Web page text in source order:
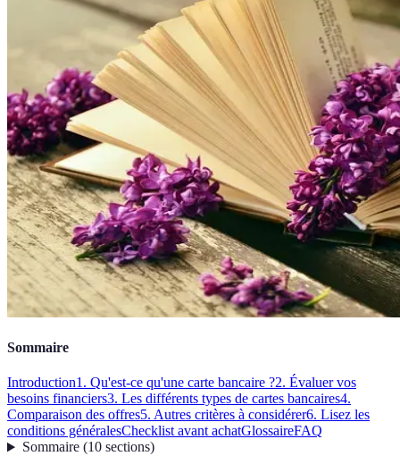
Sommaire
Introduction1. Qu'est-ce qu'une carte bancaire ?2. Évaluer vos
besoins financiers3. Les différents types de cartes bancaires4.
Comparaison des offres5. Autres critères à considérer6. Lisez les
conditions généralesChecklist avant achatGlossaireFAQ
Sommaire(10 sections)